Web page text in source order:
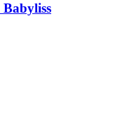
Babyliss